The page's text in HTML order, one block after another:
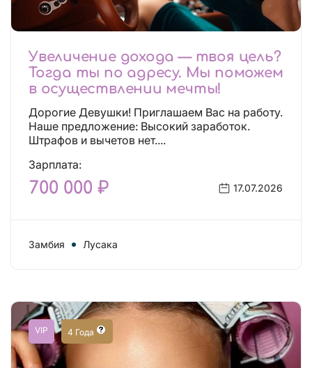
Увеличение дохода — твоя цель?
Тогда ты по адресу. Мы поможем
в осуществлении мечты!
Дорогие Девушки! Приглашаем Вас на работу.
Наше предложение: Высокий заработок.
Штрафов и вычетов нет....
Зарплата:
700 000 ₽ 17.07.2026
Замбия Лусака
VIP 4 Года